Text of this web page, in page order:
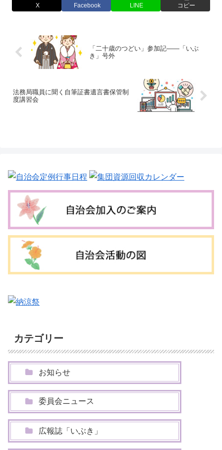
X Facebook LINE コピー
「二十歳のつどい」参加記——「いぶ
き」号外
法務局職員に聞く自筆証書遺言書保管制
度講習会
カテゴリー
お知らせ
委員会ニュース
広報誌「いぶき」